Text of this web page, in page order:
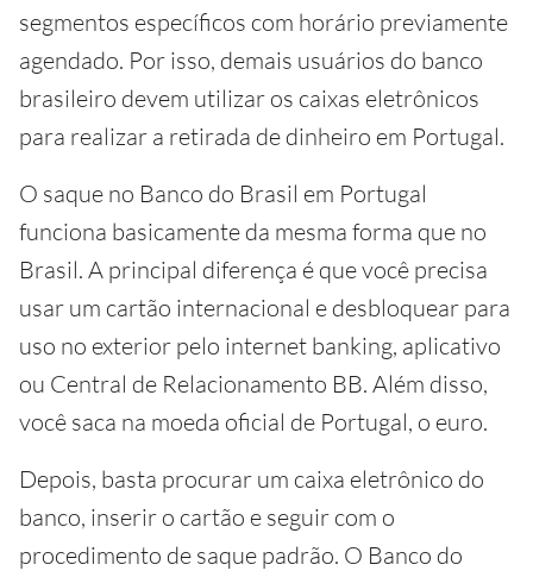
segmentos específicos com horário previamente
agendado. Por isso, demais usuários do banco
brasileiro devem utilizar os caixas eletrônicos
para realizar a retirada de dinheiro em Portugal.
O saque no Banco do Brasil em Portugal
funciona basicamente da mesma forma que no
Brasil. A principal diferença é que você precisa
usar um cartão internacional e desbloquear para
uso no exterior pelo internet banking, aplicativo
ou Central de Relacionamento BB. Além disso,
você saca na moeda oficial de Portugal, o euro.
Depois, basta procurar um caixa eletrônico do
banco, inserir o cartão e seguir com o
procedimento de saque padrão. O Banco do